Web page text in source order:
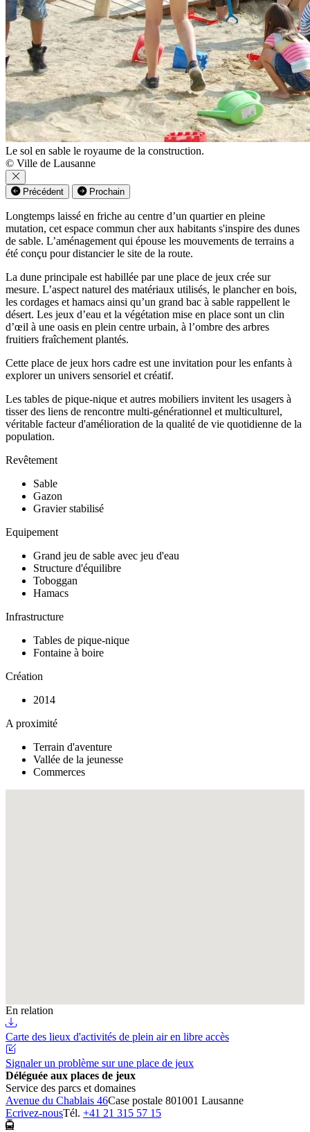
Le sol en sable le royaume de la construction.
© Ville de Lausanne
Précédent Prochain
Longtemps laissé en friche au centre d’un quartier en pleine
mutation, cet espace commun cher aux habitants s'inspire des dunes
de sable. L’aménagement qui épouse les mouvements de terrains a
été conçu pour distancier le site de la route.
La dune principale est habillée par une place de jeux crée sur
mesure. L’aspect naturel des matériaux utilisés, le plancher en bois,
les cordages et hamacs ainsi qu’un grand bac à sable rappellent le
désert. Les jeux d’eau et la végétation mise en place sont un clin
d’œil à une oasis en plein centre urbain, à l’ombre des arbres
fruitiers fraîchement plantés.
Cette place de jeux hors cadre est une invitation pour les enfants à
explorer un univers sensoriel et créatif.
Les tables de pique-nique et autres mobiliers invitent les usagers à
tisser des liens de rencontre multi-générationnel et multiculturel,
véritable facteur d'amélioration de la qualité de vie quotidienne de la
population.
Revêtement
Sable
Gazon
Gravier stabilisé
Equipement
Grand jeu de sable avec jeu d'eau
Structure d'équilibre
Toboggan
Hamacs
Infrastructure
Tables de pique-nique
Fontaine à boire
Création
2014
A proximité
Terrain d'aventure
Vallée de la jeunesse
Commerces
En relation
Carte des lieux d'activités de plein air en libre accès
Signaler un problème sur une place de jeux
Déléguée aux places de jeux
Service des parcs et domaines
Avenue du Chablais 46Case postale 801001 Lausanne
Ecrivez-nousTél. +41 21 315 57 15